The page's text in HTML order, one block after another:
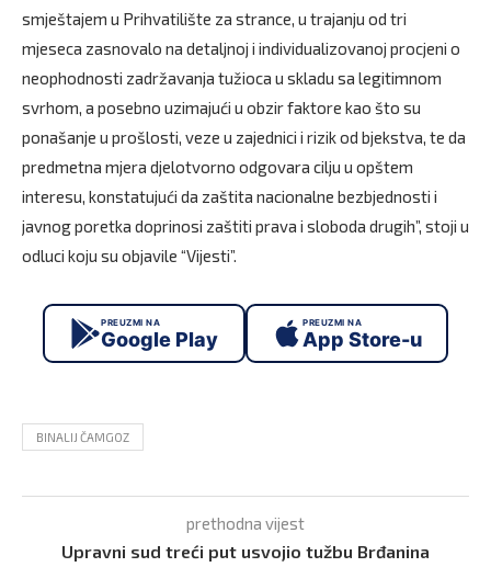
smještajem u Prihvatilište za strance, u trajanju od tri
mjeseca zasnovalo na detaljnoj i individualizovanoj procjeni o
neophodnosti zadržavanja tužioca u skladu sa legitimnom
svrhom, a posebno uzimajući u obzir faktore kao što su
ponašanje u prošlosti, veze u zajednici i rizik od bjekstva, te da
predmetna mjera djelotvorno odgovara cilju u opštem
interesu, konstatujući da zaštita nacionalne bezbjednosti i
javnog poretka doprinosi zaštiti prava i sloboda drugih”, stoji u
odluci koju su objavile “Vijesti”.
PREUZMI NA
Google Play
PREUZMI NA
App Store-u
BINALIJ ČAMGOZ
prethodna vijest
Upravni sud treći put usvojio tužbu Brđanina